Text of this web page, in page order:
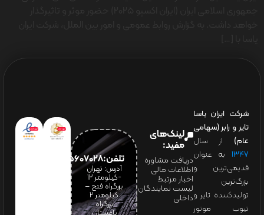
شرکت ایران یاسا
تایر و رابر (سهامی
عام) از سال
۱۳۴۷ به عنوان
قدیمی‌ترین و
بزرگ‌ترین
تولیدکننده تایر و
تیوب موتور
لینک‌های
مفید:
دریافت مشاوره
اطلاعات مالی
اخبار مرتبط
لیست نمایندگان
داخلی
تلفن:65607028(021)
آدرس: تهران
-کیلومتر 12
بزرگراه فتح –
کیلومتر ۲
بزرگراه